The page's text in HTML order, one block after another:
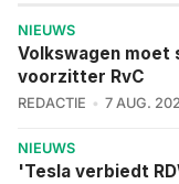
NIEUWS
Volkswagen moet
voorzitter RvC
REDACTIE 7 AUG.
NIEUWS
'Tesla verbiedt